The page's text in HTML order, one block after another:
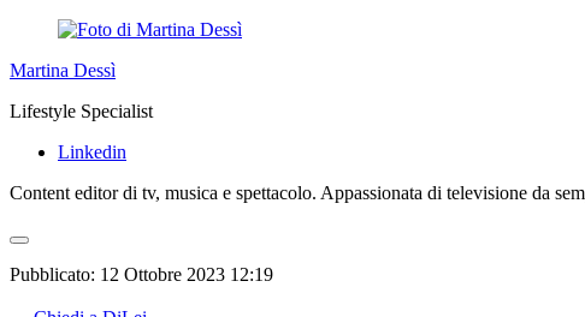
Martina Dessì
Lifestyle Specialist
Linkedin
Content editor di tv, musica e spettacolo. Appassionata di televisione da
Pubblicato: 12 Ottobre 2023 12:19